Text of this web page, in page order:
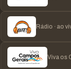
Rádio · ao
Viva os